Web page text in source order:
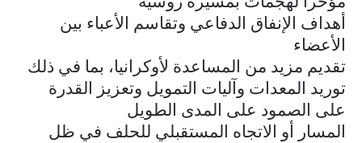
أهداف الإنفاق الدفاعي وتقاسم الأعباء بين
الأعضاء
تقديم مزيد من المساعدة لأوكرانيا، بما في ذلك
توريد المعدات وآليات التمويل وتعزيز القدرة
على الصمود على المدى الطويل
المسار أو الاتجاه المستقبلي للحلف في ظل